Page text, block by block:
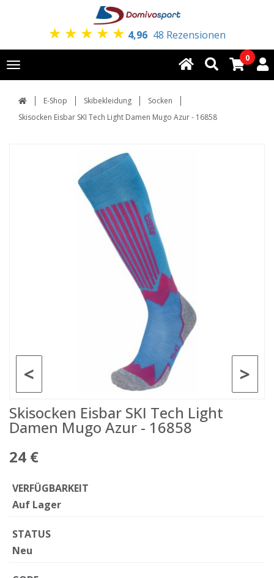
★ ★ ★ ★ ★ 4,96 48 Rezensionen
Toggle
navigation
0
E-Shop Skibekleidung
Socken
Skisocken Eisbar SKI Tech Light Damen Mugo Azur - 16858
>
<
Skisocken Eisbar SKI Tech Light
Damen Mugo Azur - 16858
24 €
VERFÜGBARKEIT
Auf Lager
STATUS
Neu